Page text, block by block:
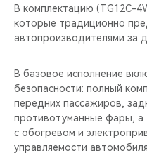
В комплектацию (TG12C-
которые традиционно
автопроизводителями за
В базовое исполнение
безопасности: полный
передних пассажиров,
противотуманные фары, а
с обогревом и
управляемости